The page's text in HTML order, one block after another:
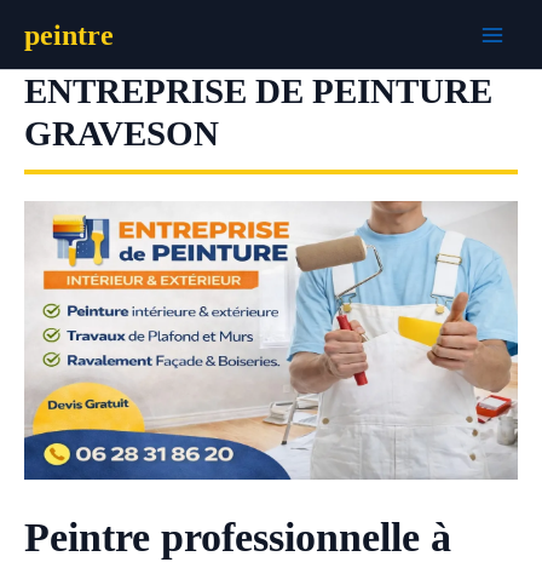
contenu
peintre
ENTREPRISE DE PEINTURE
GRAVESON
Peintre professionnelle à